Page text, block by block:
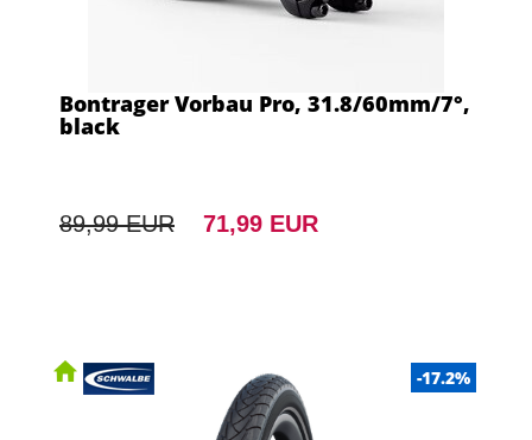
Bontrager Vorbau Pro, 31.8/60mm/7°,
black
89,99 EUR 71,99 EUR
-17.2%